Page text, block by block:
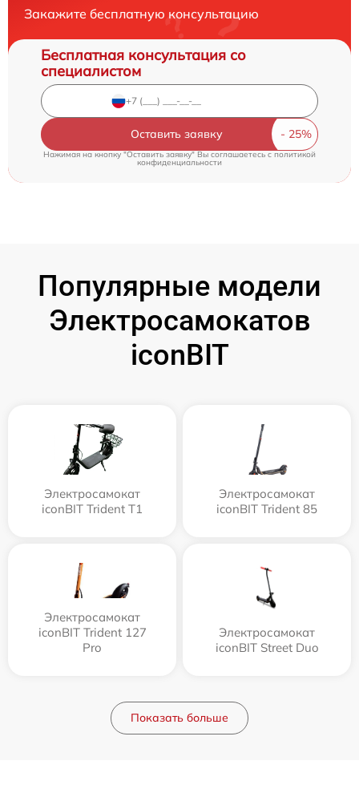
Закажите бесплатную консультацию
Бесплатная консультация со
специалистом
Оставить заявку
Нажимая на кнопку "Оставить заявку" Вы соглашаетесь cполитикой
конфиденциальности
Популярные модели
Электросамокатов
iconBIT
Электросамокат
iconBIT Trident T1
Электросамокат
iconBIT Trident 85
Электросамокат
iconBIT Trident 127
Pro
Электросамокат
iconBIT Street Duo
Показать больше